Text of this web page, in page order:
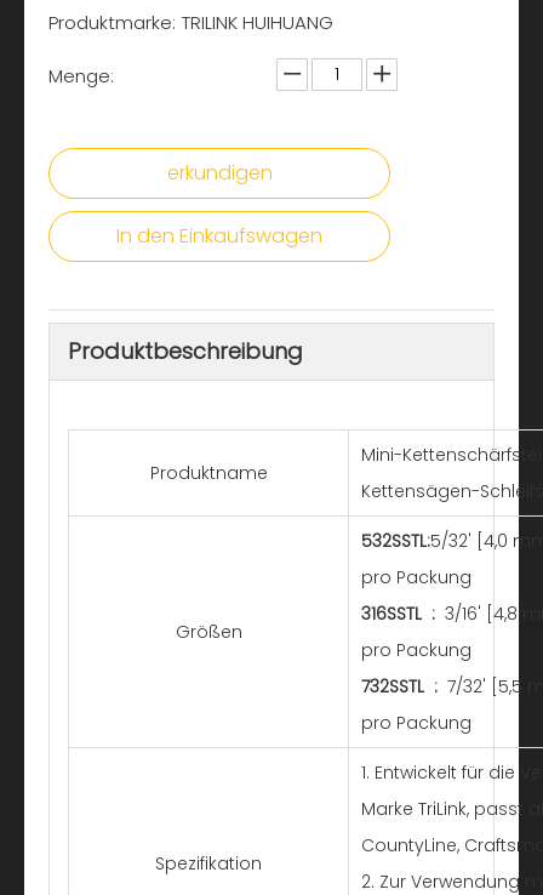
Produktmarke: TRILINK HUIHUANG
Menge:
erkundigen
In den Einkaufswagen
Produktbeschreibung
Produktname
Mini-
Kettensägen-
Größen
532SSTL:5/32' [4,0
pro Packung
316SSTL : 3/16' [4,8
pro Packung
732SSTL : 7/32' [5,5
pro Packung
Spezifikation
1. Entwickelt für die
Marke TriLink, passt
CountyLine,
2. Zur Verwendung